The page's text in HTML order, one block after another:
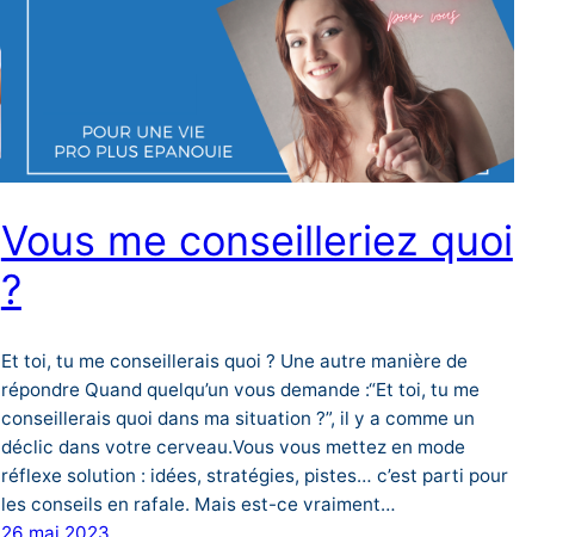
Vous me conseilleriez quoi
?
Et toi, tu me conseillerais quoi ? Une autre manière de
répondre Quand quelqu’un vous demande :“Et toi, tu me
conseillerais quoi dans ma situation ?”, il y a comme un
déclic dans votre cerveau.Vous vous mettez en mode
réflexe solution : idées, stratégies, pistes… c’est parti pour
les conseils en rafale. Mais est-ce vraiment…